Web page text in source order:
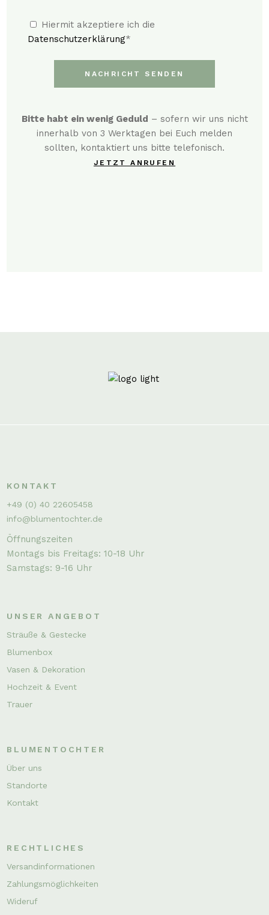
Hiermit akzeptiere ich die
Datenschutzerklärung*
NACHRICHT SENDEN
Bitte habt ein wenig Geduld – sofern wir uns nicht
innerhalb von 3 Werktagen bei Euch melden
sollten, kontaktiert uns bitte telefonisch.
JETZT ANRUFEN
KONTAKT
+49 (0) 40 22605458
info@blumentochter.de
Öffnungszeiten
Montags bis Freitags: 10-18 Uhr
Samstags: 9-16 Uhr
UNSER ANGEBOT
Sträuße & Gestecke
Blumenbox
Vasen & Dekoration
Hochzeit & Event
Trauer
BLUMENTOCHTER
Über uns
Standorte
Kontakt
RECHTLICHES
Versandinformationen
Zahlungsmöglichkeiten
Wideruf